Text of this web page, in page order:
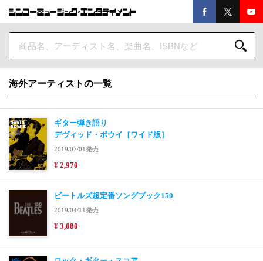
海外アーティストの一覧
ギター弾き語り
デヴィッド・ボウイ［ワイド版］
2019/07/01発売
¥ 2,970
ビートルズ超定番ソングブック150
2019/04/11発売
¥ 3,080